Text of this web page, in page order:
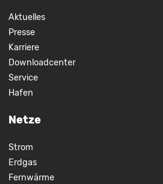
Aktuelles
Presse
Karriere
Downloadcenter
Service
Hafen
Netze
Strom
Erdgas
Fernwärme